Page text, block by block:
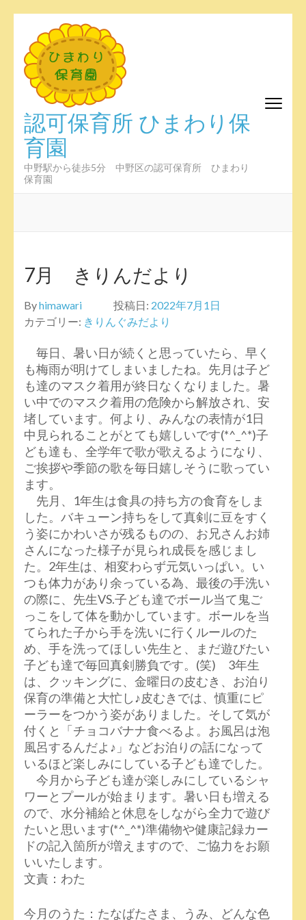
テ
ン
ス
キ
プ
(Enter
認可保育所 ひまわり保
育園
中野駅から徒歩5分 中野区の認可保育所 ひまわり
保育園
7月 きりんだより
Byhimawari 投稿日: 2022年7月1日
カテゴリー: きりんぐみだより
毎日、暑い日が続くと思っていたら、早く
も梅雨が明けてしまいましたね。先月は子ど
も達のマスク着用が終日なくなりました。暑
い中でのマスク着用の危険から解放され、安
堵しています。何より、みんなの表情が1日
中見られることがとても嬉しいです(*^_^*)子
ども達も、全学年で歌が歌えるようになり、
ご挨拶や季節の歌を毎日嬉しそうに歌ってい
ます。
先月、1年生は食具の持ち方の食育をしま
した。バキューン持ちをして真剣に豆をすく
う姿にかわいさが残るものの、お兄さんお姉
さんになった様子が見られ成長を感じまし
た。2年生は、相変わらず元気いっぱい。い
つも体力があり余っている為、最後の手洗い
の際に、先生VS.子ども達でボール当て鬼ご
っこをして体を動かしています。ボールを当
てられた子から手を洗いに行くルールのた
め、手を洗ってほしい先生と、まだ遊びたい
子ども達で毎回真剣勝負です。(笑) 3年生
は、クッキングに、金曜日の皮むき、お泊り
保育の準備と大忙し♪皮むきでは、慎重にピ
ーラーをつかう姿がありました。そして気が
付くと「チョコバナナ食べるよ。お風呂は泡
風呂するんだよ♪」などお泊りの話になって
いるほど楽しみにしている子ども達でした。
今月から子ども達が楽しみにしているシャ
ワーとプールが始まります。暑い日も増える
ので、水分補給と休息をしながら全力で遊び
たいと思います(*^_^*)準備物や健康記録カー
ドの記入箇所が増えますので、ご協力をお願
いいたします。
文責：わた
今月のうた：たなばたさま、うみ、どんな色